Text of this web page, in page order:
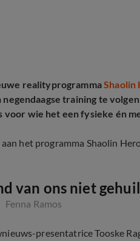
realityprogrammaShaolin
training te
wie het een fysieke én
het programma Shaolin
van ons niet
Fenna Ramos
presentatrice Tooske